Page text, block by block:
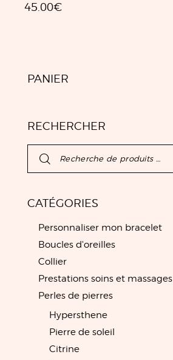
45.00€
PANIER
RECHERCHER
CATÉGORIES
Personnaliser mon bracelet
Boucles d'oreilles
Collier
Prestations soins et massages
Perles de pierres
Hypersthene
Pierre de soleil
Citrine